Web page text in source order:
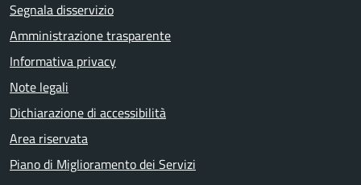
Segnala disservizio
Amministrazione trasparente
Informativa privacy
Note legali
Dichiarazione di accessibilità
Area riservata
Piano di Miglioramento dei Servizi